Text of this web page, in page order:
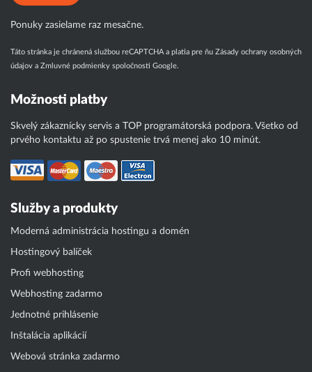
Ponuky zasielame raz mesačne.
Táto stránka je chránená službou reCAPTCHA a platia pre ňu Zásady ochrany osobných
údajov a Zmluvné podmienky spoločnosti Google.
Možnosti platby
Skvelý zákaznícky servis a TOP programátorská podpora. Všetko od
prvého kontaktu až po spustenie trvá menej ako 10 minút.
Služby a produkty
Moderná administrácia hostingu a domén
Hostingový balíček
Profi webhosting
Webhosting zadarmo
Jednotné prihlásenie
Inštalácia aplikácií
Webová stránka zadarmo